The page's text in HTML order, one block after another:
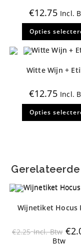
€12.75 Incl.
Opties
Witte Wijn +
€12.75 Incl.
Opties
Wijnetiket Hocus
€2.25 Incl. Btw €
Btw